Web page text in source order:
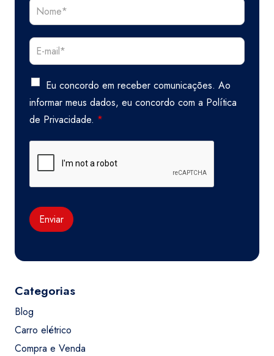
Eu concordo em receber comunicações. Ao
informar meus dados, eu concordo com a Política
de Privacidade. *
Enviar
Categorias
Blog
Carro elétrico
Compra e Venda